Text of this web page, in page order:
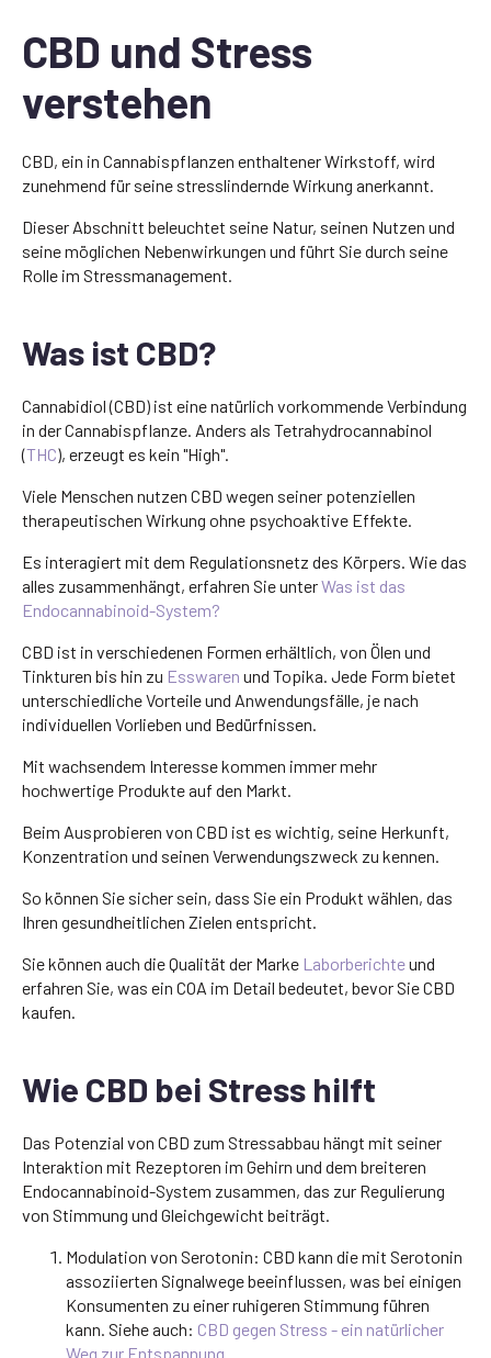
CBD und Stress
verstehen
CBD, ein in Cannabispflanzen enthaltener Wirkstoff, wird
zunehmend für seine stresslindernde Wirkung anerkannt.
Dieser Abschnitt beleuchtet seine Natur, seinen Nutzen und
seine möglichen Nebenwirkungen und führt Sie durch seine
Rolle im Stressmanagement.
Was ist CBD?
Cannabidiol (CBD) ist eine natürlich vorkommende Verbindung
in der Cannabispflanze. Anders als Tetrahydrocannabinol
(THC), erzeugt es kein "High".
Viele Menschen nutzen CBD wegen seiner potenziellen
therapeutischen Wirkung ohne psychoaktive Effekte.
Es interagiert mit dem Regulationsnetz des Körpers. Wie das
alles zusammenhängt, erfahren Sie unterWas ist das
Endocannabinoid-System?
CBD ist in verschiedenen Formen erhältlich, von Ölen und
Tinkturen bis hin zu Esswaren und Topika. Jede Form bietet
unterschiedliche Vorteile und Anwendungsfälle, je nach
individuellen Vorlieben und Bedürfnissen.
Mit wachsendem Interesse kommen immer mehr
hochwertige Produkte auf den Markt.
Beim Ausprobieren von CBD ist es wichtig, seine Herkunft,
Konzentration und seinen Verwendungszweck zu kennen.
So können Sie sicher sein, dass Sie ein Produkt wählen, das
Ihren gesundheitlichen Zielen entspricht.
Sie können auch die Qualität der Marke Laborberichteund
erfahren Sie, was ein COA im Detail bedeutet, bevor Sie CBD
kaufen.
Wie CBD bei Stress hilft
Das Potenzial von CBD zum Stressabbau hängt mit seiner
Interaktion mit Rezeptoren im Gehirn und dem breiteren
Endocannabinoid-System zusammen, das zur Regulierung
von Stimmung und Gleichgewicht beiträgt.
Modulation von Serotonin: CBD kann die mit Serotonin
assoziierten Signalwege beeinflussen, was bei einigen
Konsumenten zu einer ruhigeren Stimmung führen
kann. Siehe auch: CBD gegen Stress - ein natürlicher
Weg zur Entspannung